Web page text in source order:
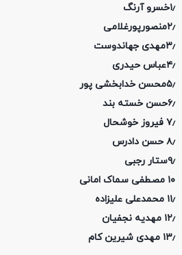
۱٫خسرو آرنگ
۲٫منصورپورغلامی
۳٫مهدی جهاندوست
۴٫عباس حیدری
۵٫محسن خدابخشی پور
۶٫حسن خسته بند
۷٫ فیروز خوشحال
۸٫ حسن دادرس
۹٫ستار رجبی
۱۰ مصطفی سماک امانی
۱۱٫ محمدعلی علیزاده
۱۲٫ مهدیه نجفیان
۱۳٫ مهدی شیرین کام